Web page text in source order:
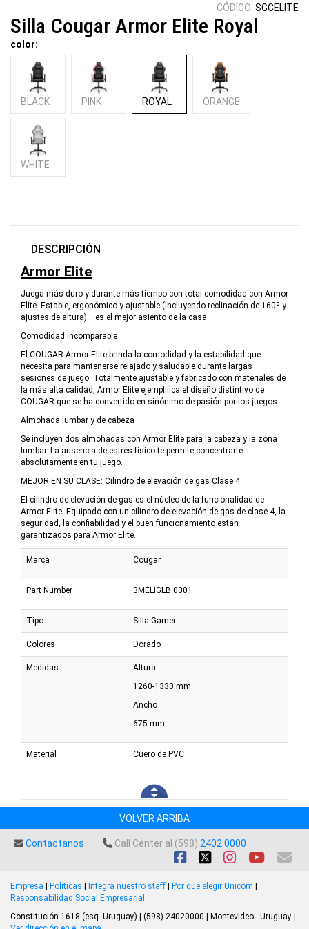
CÓDIGO: SGCELITE
Silla Cougar Armor Elite Royal
color:
BLACK PINK ROYAL ORANGE
WHITE
DESCRIPCIÓN
Armor Elite
Juega más duro y durante más tiempo con total comodidad con Armor
Elite. Estable, ergonómico y ajustable (incluyendo reclinación de 160º y
ajustes de altura)… es el mejor asiento de la casa.
Comodidad incomparable
El COUGAR Armor Elite brinda la comodidad y la estabilidad que
necesita para mantenerse relajado y saludable durante largas
sesiones de juego. Totalmente ajustable y fabricado con materiales de
la más alta calidad, Armor Elite ejemplifica el diseño distintivo de
COUGAR que se ha convertido en sinónimo de pasión por los juegos.
Almohada lumbar y de cabeza
Se incluyen dos almohadas con Armor Elite para la cabeza y la zona
lumbar. La ausencia de estrés físico te permite concentrarte
absolutamente en tu juego.
MEJOR EN SU CLASE: Cilindro de elevación de gas Clase 4
El cilindro de elevación de gas es el núcleo de la funcionalidad de
Armor Elite. Equipado con un cilindro de elevación de gas de clase 4, la
seguridad, la confiabilidad y el buen funcionamiento están
garantizados para Armor Elite.
Marca Cougar
Part Number 3MELIGLB.0001
Tipo Silla Gamer
Colores Dorado
Medidas
Altura
1260-1330 mm
Ancho
675 mm
Material Cuero de PVC
VOLVER ARRIBA
Contactanos Call Center al (598) 2402 0000
Empresa Políticas Integra nuestro staff Por qué elegir Unicom
Responsabilidad Social Empresarial
Constitución 1618 (esq. Uruguay) | (598) 24020000 | Montevideo - Uruguay |